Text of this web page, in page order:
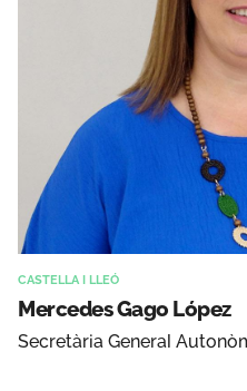
CASTELLA I LLEÓ
Mercedes Gago López
Secretària General